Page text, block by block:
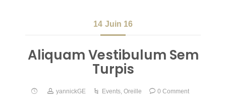
14 Juin 16
Aliquam Vestibulum Sem
Turpis
yannickGE Events, Oreille 0 Comment